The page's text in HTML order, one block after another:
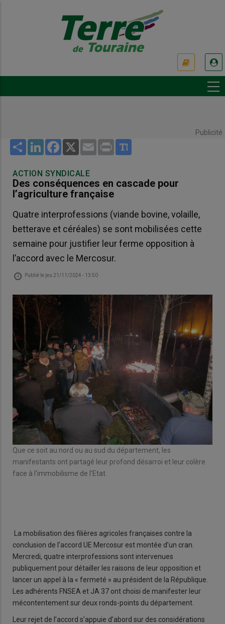
Publicité
Share LinkedInFacebook
X Email Print
ACTION SYNDICALE
Des conséquences en cascade pour
l’agriculture française
Quatre interprofessions (viande bovine, volaille,
betterave et céréales) se sont mobilisées cette
semaine pour justifier leur ferme opposition à
l’accord avec le Mercosur.
Publié le jeu 21/11/2024 - 13:50
Que ce soit au nord ou au sud du département, les
manifestants ont partagé leur profond désarroi et leur colère
face à l'immobilisme de l'Etat.
La mobilisation des filières agricoles françaises contre la
conclusion de l’accord UE Mercosur est montée d’un cran.
Mercredi, quatre interprofessions sont intervenues
publiquement pour détailler les raisons de leur opposition et
lancer un appel à la « fermeté » au président de la Ré­publique.
Les adhérents FNSEA et JA 37 ont choisi de manifester leur
mécontentement sur deux ronds-points du département.
Leur rejet de l’accord s’appuie d’abord sur des considérations